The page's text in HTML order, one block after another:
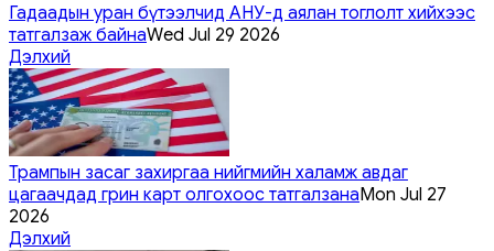
Гадаадын уран бүтээлчид АНУ-д аялан тоглолт хийхээс
татгалзаж байнаWed Jul 29 2026
Дэлхий
Трампын засаг захиргаа нийгмийн халамж авдаг
цагаачдад грин карт олгохоос татгалзанаMon Jul 27
2026
Дэлхий